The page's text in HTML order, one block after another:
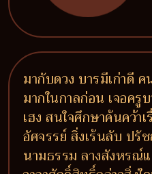
มากับดวง บารมีเก่าดี
มากในกาลก่อน เจอครู
เฮง สนใจศึกษาค้นคว้า
อัศจรรย์ สิ่งเร้นลับ ปรั
นามธรรม ลางสังหรณ์